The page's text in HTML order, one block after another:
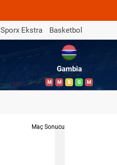
Sporx Ekstra Basketbol
Gambia
M M B G M
Maç Sonucu